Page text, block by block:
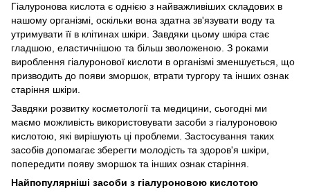
Гіалуронова кислота є однією з найважливіших складових в
нашому організмі, оскільки вона здатна зв'язувати воду та
утримувати її в клітинах шкіри. Завдяки цьому шкіра стає
гладшою, еластичнішою та більш зволоженою. З роками
вироблення гіалуронової кислоти в організмі зменшується, що
призводить до появи зморшок, втрати тургору та інших ознак
старіння шкіри.
Завдяки розвитку косметології та медицини, сьогодні ми
маємо можливість використовувати засоби з гіалуроновою
кислотою, які вирішують ці проблеми. Застосування таких
засобів допомагає зберегти молодість та здоров'я шкіри,
попередити появу зморшок та інших ознак старіння.
Найпопулярніші засоби з гіалуроновою кислотою